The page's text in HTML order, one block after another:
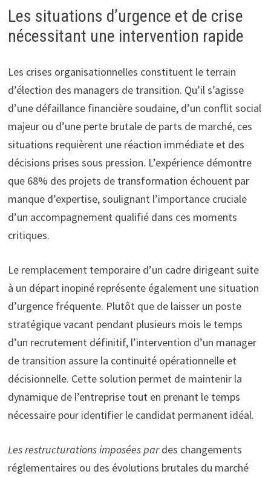
Les situations d’urgence et de crise
nécessitant une intervention rapide
Les crises organisationnelles constituent le terrain
d’élection des managers de transition. Qu’il s’agisse
d’une défaillance financière soudaine, d’un conflit social
majeur ou d’une perte brutale de parts de marché, ces
situations requièrent une réaction immédiate et des
décisions prises sous pression. L’expérience démontre
que 68% des projets de transformation échouent par
manque d’expertise, soulignant l’importance cruciale
d’un accompagnement qualifié dans ces moments
critiques.
Le remplacement temporaire d’un cadre dirigeant suite
à un départ inopiné représente également une situation
d’urgence fréquente. Plutôt que de laisser un poste
stratégique vacant pendant plusieurs mois le temps
d’un recrutement définitif, l’intervention d’un manager
de transition assure la continuité opérationnelle et
décisionnelle. Cette solution permet de maintenir la
dynamique de l’entreprise tout en prenant le temps
nécessaire pour identifier le candidat permanent idéal.
Les restructurations imposées pardes changements
réglementaires ou des évolutions brutales du marché